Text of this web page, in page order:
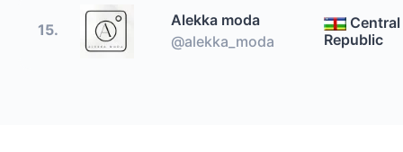
15.
Alekka moda
@alekka_moda
Republic